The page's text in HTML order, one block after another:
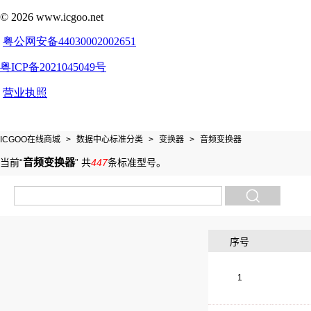
ICGOO在线商城 > 数据中心标准分类 > 变换器 > 音频变换器
当前“音频变换器” 共447条标准型号。
序号
1